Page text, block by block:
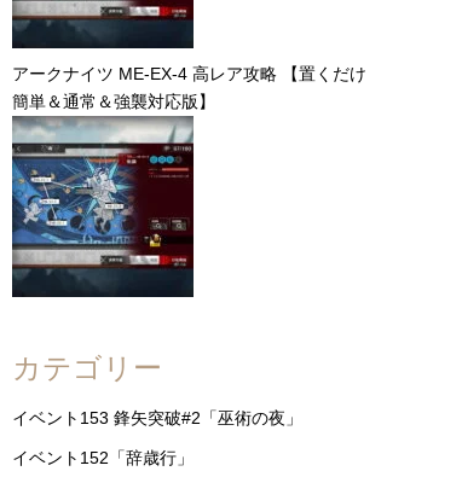
アークナイツ ME-EX-4 高レア攻略 【置くだけ
簡単＆通常＆強襲対応版】
カテゴリー
イベント153 鋒矢突破#2「巫術の夜」
イベント152「辞歳行」